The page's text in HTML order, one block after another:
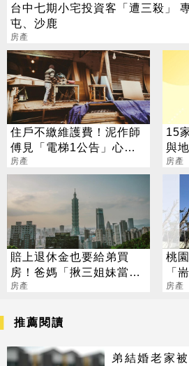
台中七期小宅投資客「遭三殺」
屯、沙鹿
房產
住戶不繳維護費！泥作師
傅見「電梯1公告」心驚
勸少碰這款房
房產
15
與
查
房產
賠上退休金也要給弟買
房！爸媽「揪三姐妹當伏
弟魔」：沒錢結婚登記就
房產
桃
「
紀錄
房產
推薦閱讀
弟結婚老家